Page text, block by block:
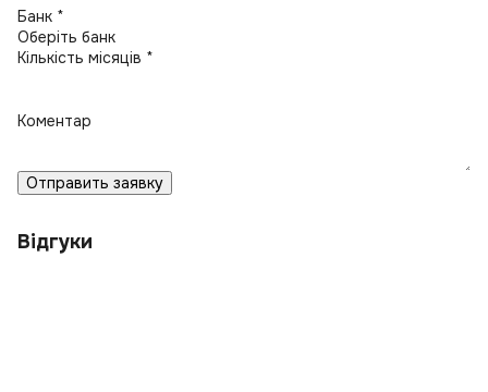
Банк *
Кількість місяців *
Коментар
Отправить заявку
Відгуки